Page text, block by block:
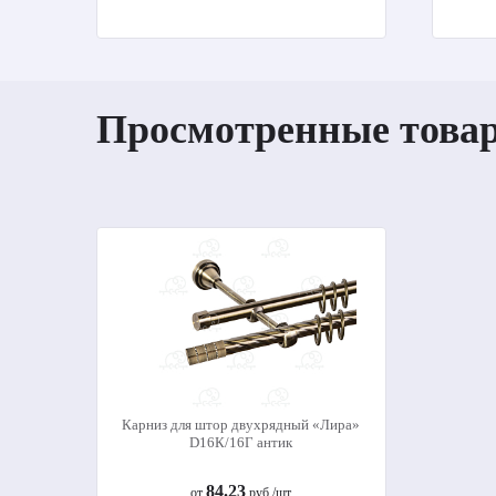
Просмотренные
Карниз для штор двухрядный «Лира»
D16К/16Г антик
84.23